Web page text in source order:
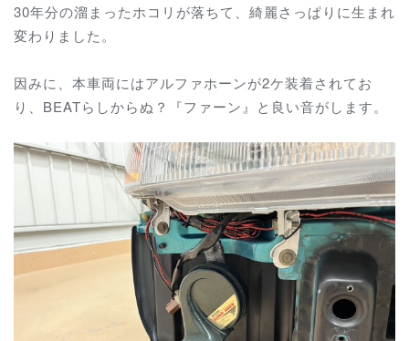
30年分の溜まったホコリが落ちて、綺麗さっぱりに生まれ
変わりました。
因みに、本車両にはアルファホーンが2ケ装着されてお
り、BEATらしからぬ？『ファーン』と良い音がします。